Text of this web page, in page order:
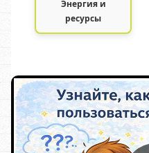
Энергия и
ресурсы